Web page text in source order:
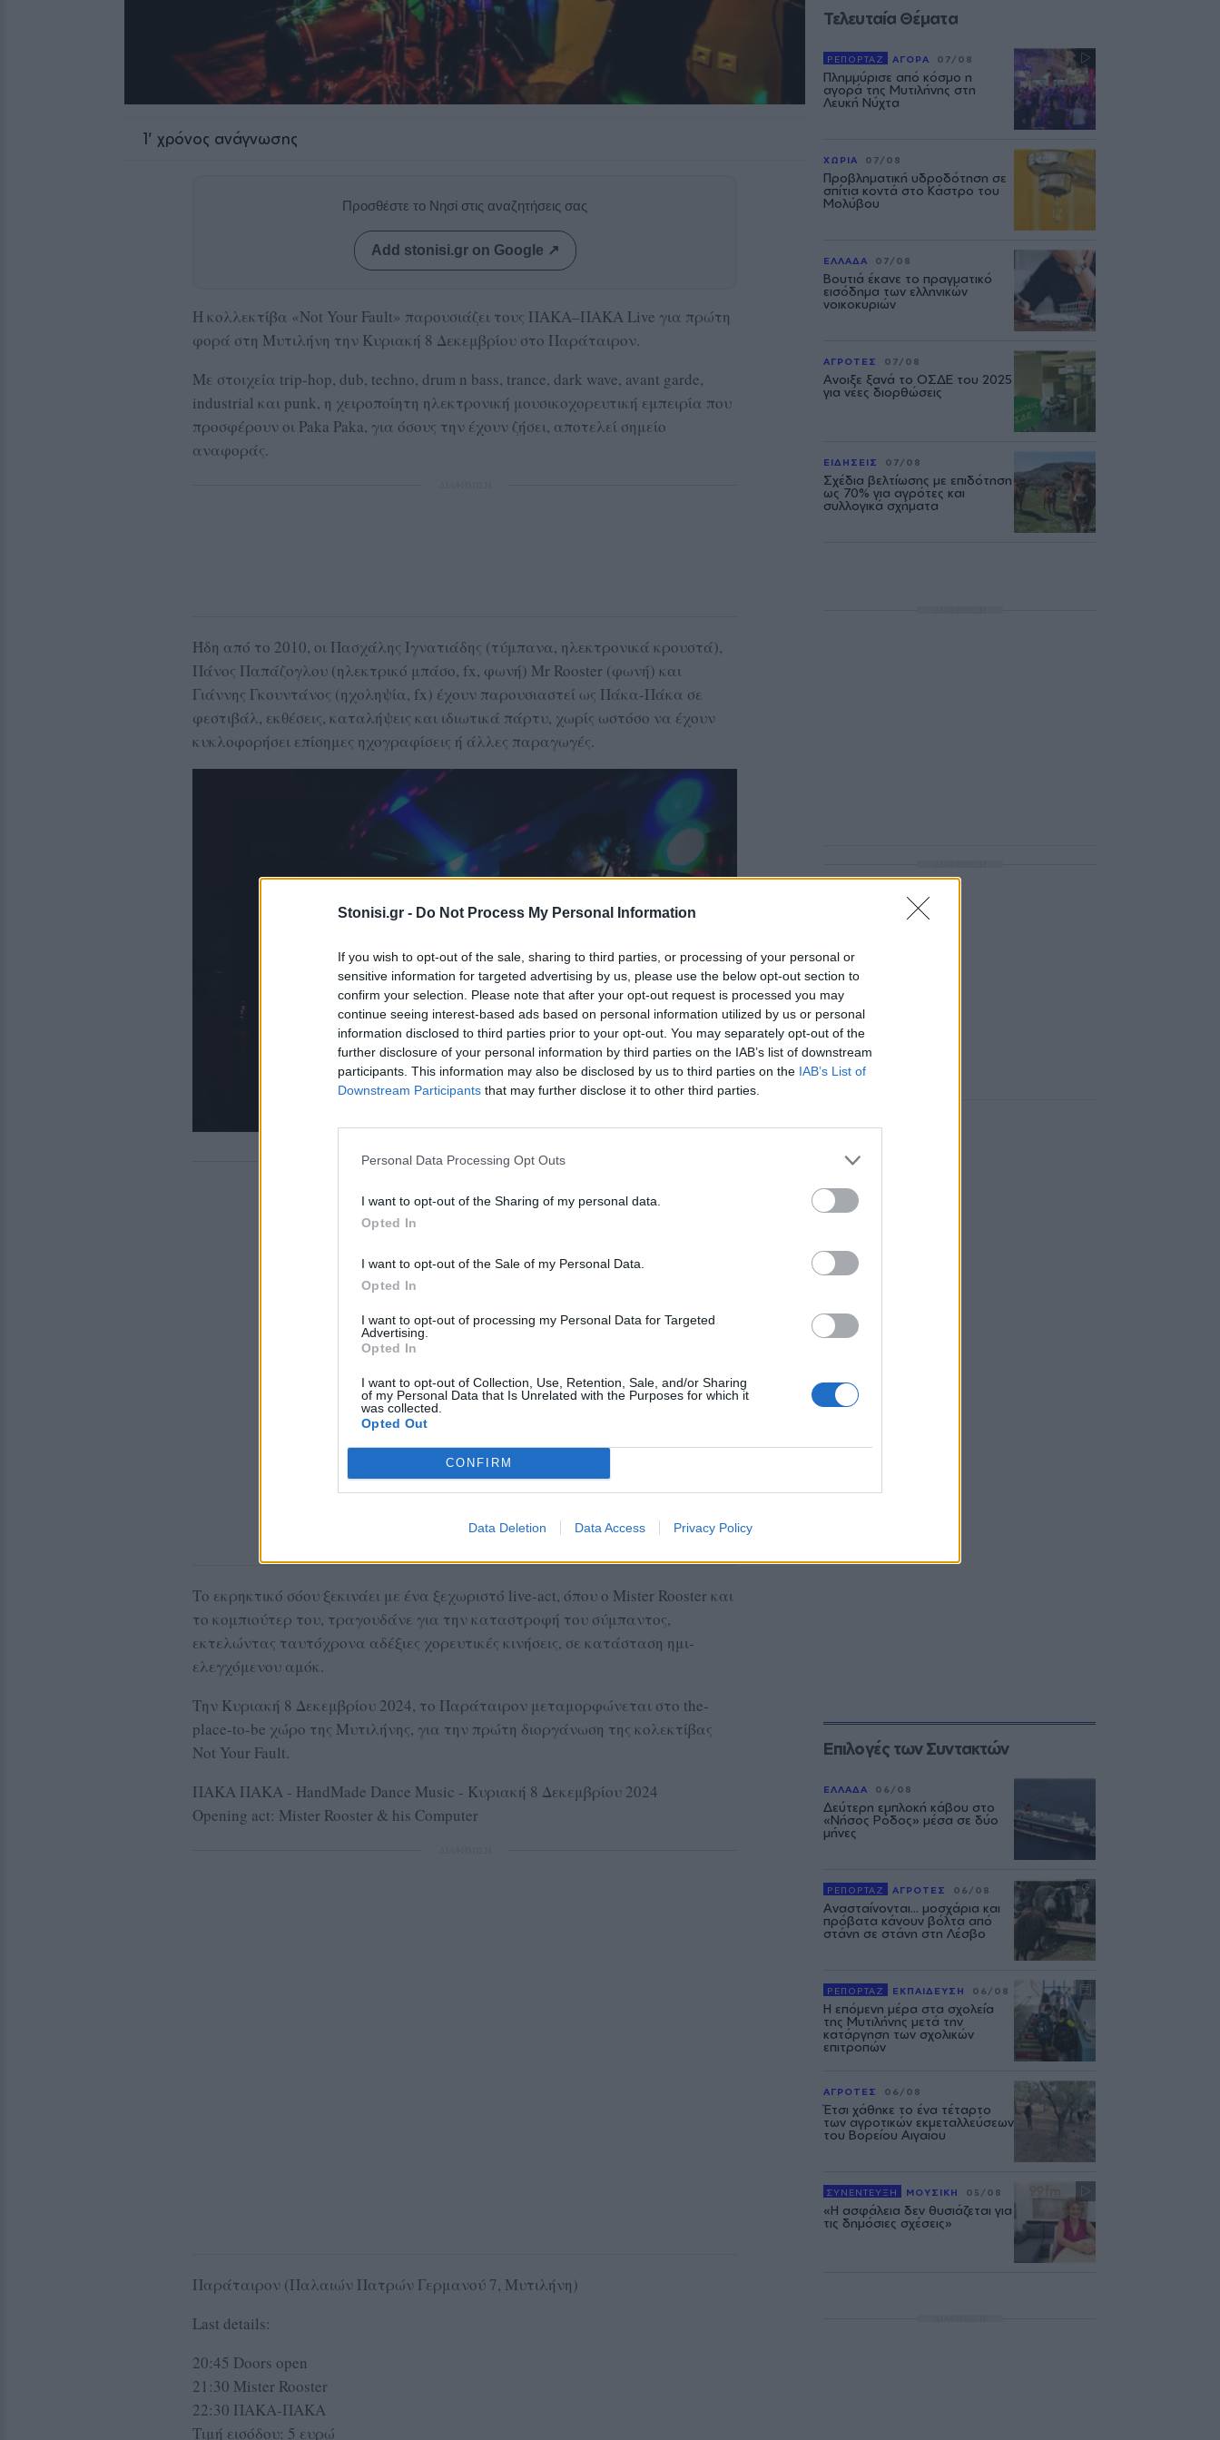
Stonisi.gr - Do Not Process My Personal Information
If you wish to opt-out of the sale, sharing to third parties, or processing of your personal or
sensitive information for targeted advertising by us, please use the below opt-out section to
confirm your selection. Please note that after your opt-out request is processed you may
continue seeing interest-based ads based on personal information utilized by us or personal
information disclosed to third parties prior to your opt-out. You may separately opt-out of the
further disclosure of your personal information by third parties on the IAB’s list of downstream
participants. This information may also be disclosed by us to third parties on the IAB’s List of
Downstream Participants that may further disclose it to other third parties.
Personal Data Processing Opt Outs
I want to opt-out of the Sharing of my personal data.
Opted In
I want to opt-out of the Sale of my Personal Data.
Opted In
I want to opt-out of processing my Personal Data for Targeted
Advertising.
Opted In
I want to opt-out of Collection, Use, Retention, Sale, and/or Sharing
of my Personal Data that Is Unrelated with the Purposes for which it
was collected.
Opted Out
CONFIRM
Data Deletion Data Access Privacy Policy
1' χρόνος ανάγνωσης
Προσθέστε το Νησί στις αναζητήσεις σας
Add stonisi.gr on Google ↗
Η κολλεκτίβα «Not Your Fault» παρουσιάζει τους ΠΑΚΑ–ΠΑΚΑ Live για πρώτη
φορά στη Μυτιλήνη την Κυριακή 8 Δεκεμβρίου στο Παράταιρον.
Με στοιχεία trip-hop, dub, techno, drum n bass, trance, dark wave, avant garde,
industrial και punk, η χειροποίητη ηλεκτρονική μουσικοχορευτική εμπειρία που
προσφέρουν οι Paka Paka, για όσους την έχουν ζήσει, αποτελεί σημείο
αναφοράς.
Ήδη από το 2010, οι Πασχάλης Ιγνατιάδης (τύμπανα, ηλεκτρονικά κρουστά),
Πάνος Παπάζογλου (ηλεκτρικό μπάσο, fx, φωνή) Mr Rooster (φωνή) και
Γιάννης Γκουντάνος (ηχοληψία, fx) έχουν παρουσιαστεί ως Πάκα-Πάκα σε
φεστιβάλ, εκθέσεις, καταλήψεις και ιδιωτικά πάρτυ, χωρίς ωστόσο να έχουν
κυκλοφορήσει επίσημες ηχογραφίσεις ή άλλες παραγωγές.
ΔΙΑΦΗΜΙΣΗ
Το εκρηκτικό σόου ξεκινάει με ένα ξεχωριστό live-act, όπου ο Mister Rooster και
το κομπιούτερ του, τραγουδάνε για την καταστροφή του σύμπαντος,
εκτελώντας ταυτόχρονα αδέξιες χορευτικές κινήσεις, σε κατάσταση ημι-
ελεγχόμενου αμόκ.
Την Κυριακή 8 Δεκεμβρίου 2024, το Παράταιρον μεταμορφώνεται στο the-
place-to-be χώρο της Μυτιλήνης, για την πρώτη διοργάνωση της κολεκτίβας
Not Your Fault.
ΠΑΚΑ ΠΑΚΑ - HandMade Dance Music - Κυριακή 8 Δεκεμβρίου 2024
Opening act: Mister Rooster & his Computer
Παράταιρον (Παλαιών Πατρών Γερμανού 7, Μυτιλήνη)
Last details:
20:45 Doors open
21:30 Mister Rooster
22:30 ΠΑΚΑ-ΠΑΚΑ
Τιμή εισόδου: 5 ευρώ
Τελευταία Θέματα
ΡΕΠΟΡΤΑΖ ΑΓΟΡΑ 07/08
Πλημμύρισε από κόσμο η
αγορά της Μυτιλήνης στη
Λευκή Νύχτα
ΧΩΡΙΑ 07/08
Προβληματική υδροδότηση σε
σπίτια κοντά στο Κάστρο του
Μολύβου
ΕΛΛΑΔΑ 07/08
Βουτιά έκανε το πραγματικό
εισόδημα των ελληνικών
νοικοκυριών
ΑΓΡΟΤΕΣ 07/08
Ανοιξε ξανά το ΟΣΔΕ του 2025
για νέες διορθώσεις
ΕΙΔΗΣΕΙΣ 07/08
Σχέδια βελτίωσης με επιδότηση
ως 70% για αγρότες και
συλλογικά σχήματα
Επιλογές των Συντακτών
ΕΛΛΑΔΑ 06/08
Δεύτερη εμπλοκή κάβου στο
«Νήσος Ρόδος» μέσα σε δύο
μήνες
ΡΕΠΟΡΤΑΖ ΑΓΡΟΤΕΣ 06/08
Ανασταίνονται... μοσχάρια και
πρόβατα κάνουν βόλτα από
στάνη σε στάνη στη Λέσβο
ΡΕΠΟΡΤΑΖ ΕΚΠΑΙΔΕΥΣΗ 06/08
Η επόμενη μέρα στα σχολεία
της Μυτιλήνης μετά την
κατάργηση των σχολικών
επιτροπών
ΑΓΡΟΤΕΣ 06/08
Έτσι χάθηκε το ένα τέταρτο
των αγροτικών εκμεταλλεύσεων
του Βορείου Αιγαίου
ΣΥΝΕΝΤΕΥΞΗ ΜΟΥΣΙΚΗ 05/08
«Η ασφάλεια δεν θυσιάζεται για
τις δημόσιες σχέσεις»